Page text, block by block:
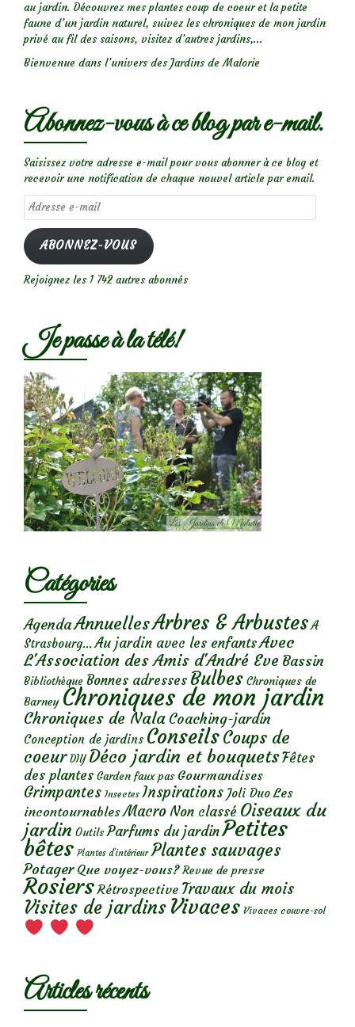
au jardin. Découvrez mes plantes coup de coeur et la petite
faune d’un jardin naturel, suivez les chroniques de mon jardin
privé au fil des saisons, visitez d’autres jardins,...
Bienvenue dans l’univers des Jardins de Malorie
Abonnez-vous à ce blog par e-mail.
Saisissez votre adresse e-mail pour vous abonner à ce blog et
recevoir une notification de chaque nouvel article par email.
Adresse
e-
mail
ABONNEZ-VOUS
Rejoignez les 1 742 autres abonnés
Je passe à la télé!
Catégories
AgendaAnnuellesArbres & Arbustes A
Strasbourg... Au jardin avec les enfantsAvec
L'Association des Amis d'André Eve Bassin
Bibliothèque Bonnes adresses Bulbes Chroniques de
Barney Chroniques de mon jardin
Chroniques de Nala Coaching-jardin
Conception de jardins ConseilsCoups de
coeur DIY Déco jardin et bouquetsFêtes
des plantes Garden faux pas Gourmandises
Grimpantes Insectes Inspirations Joli Duo Les
incontournables Macro Non classé Oiseaux du
jardin Outils Parfums du jardinPetites
bêtes Plantes d’intérieur Plantes sauvages
Potager Que voyez-vous? Revue de presse
Rosiers Rétrospective Travaux du mois
Visites de jardins Vivaces Vivaces couvre-sol
Articles récents